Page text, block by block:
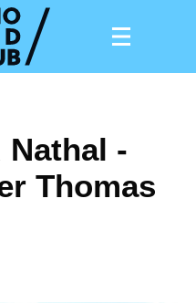
Nathal -
Thomas